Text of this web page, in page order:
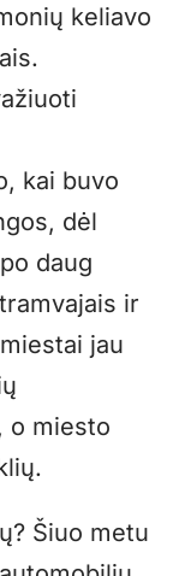
keliavo
kai buvo
dėl
daug
ir
jau
o miesto
Šiuo metu